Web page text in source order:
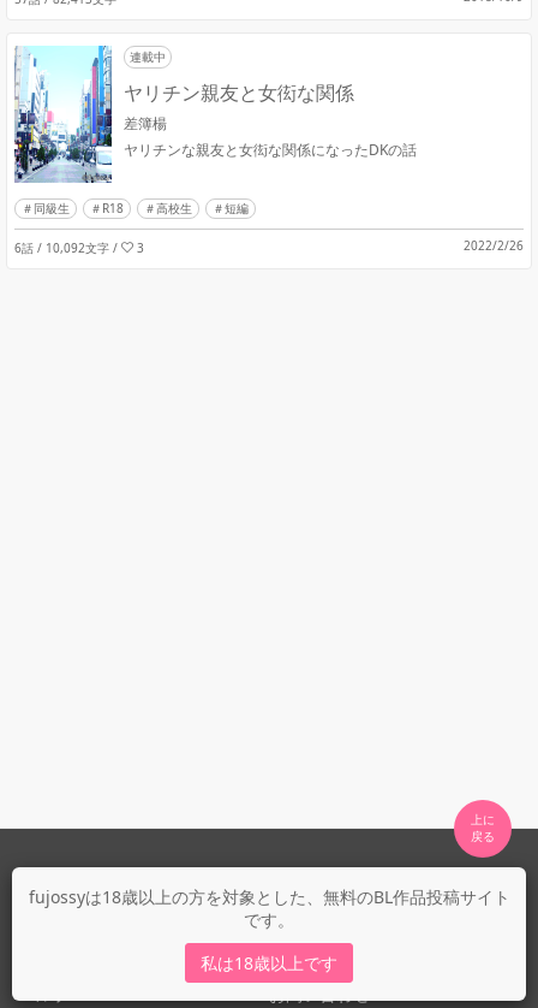
fujossyは18歳以上の方を対象とした、無料のBL作品投稿サイト
です。
私は18歳以上です
連載中
ヤリチン親友と女衒な関係
差簿楊
ヤリチンな親友と女衒な関係になったDKの話
同級生 R18 高校生 短編
6話 / 10,092文字 / 3 2022/2/26
上に
fujossyについて
fujossy運営ブログ